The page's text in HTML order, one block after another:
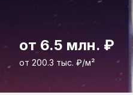
от 6.5 млн. ₽
от 200.3 тыс. ₽/м²